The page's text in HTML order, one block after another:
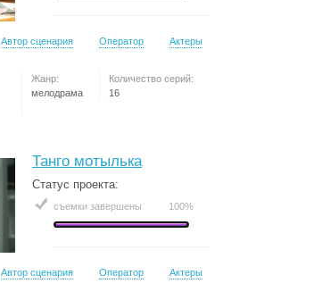
Автор сценария Оператор Актеры
Жанр:
мелодрама
Количество серий:
16
Танго мотылька
Статус проекта:
съемки завершены 100%
Автор сценария Оператор Актеры